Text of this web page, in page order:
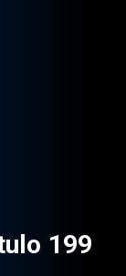
199